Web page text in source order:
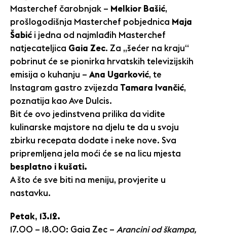
Masterchef čarobnjak – Melkior Bašić,
prošlogodišnja Masterchef pobjednica Maja
Šabić i jedna od najmlađih Masterchef
natjecateljica Gaia Zec. Za „šećer na kraju“
pobrinut će se pionirka hrvatskih televizijskih
emisija o kuhanju – Ana Ugarković, te
Instagram gastro zvijezda Tamara Ivančić,
poznatija kao Ave Dulcis.
Bit će ovo jedinstvena prilika da vidite
kulinarske majstore na djelu te da u svoju
zbirku recepata dodate i neke nove. Sva
pripremljena jela moći će se na licu mjesta
besplatno i kušati.
A što će sve biti na meniju, provjerite u
nastavku.
Petak, 13.12.
17.00 – 18.00: Gaia Zec – Arancini od škampa,